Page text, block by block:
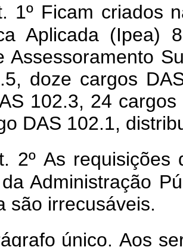
1º Ficam criados
Aplicada (Ipea)
Assessoramento
doze cargos
102.3, 24
DAS 102.1,
2º As requisições
Administração
são irrecusáveis.
único. Aos